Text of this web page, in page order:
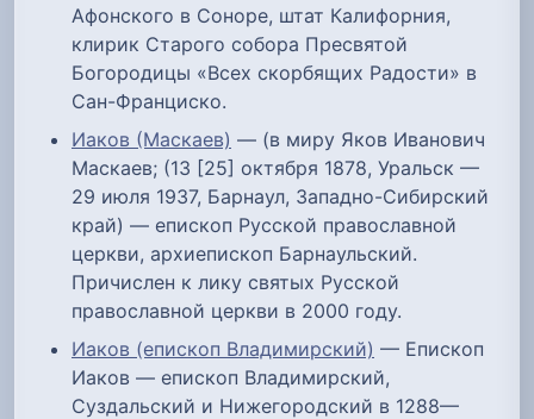
Афонского в Соноре, штат Калифорния,
клирик Старого собора Пресвятой
Богородицы «Всех скорбящих Радости» в
Сан-Франциско.
Иаков (Маскаев) — (в миру Яков Иванович
Маскаев; (13 [25] октября 1878, Уральск —
29 июля 1937, Барнаул, Западно-Сибирский
край) — епископ Русской православной
церкви, архиепископ Барнаульский.
Причислен к лику святых Русской
православной церкви в 2000 году.
Иаков (епископ Владимирский) — Епископ
Иаков — епископ Владимирский,
Суздальский и Нижегородский в 1288—